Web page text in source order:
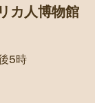
カ人博物館
5時